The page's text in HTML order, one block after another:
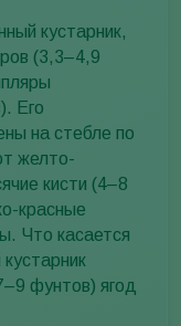
кустарник,
(3,3–4,9
Его
на стебле по
желто-
кисти (4–8
красные
Что касается
фунтов) ягод